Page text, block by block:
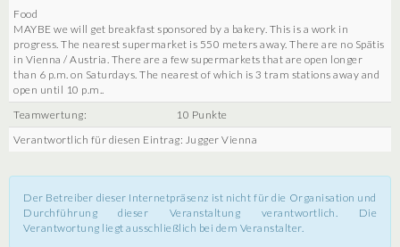
Food
MAYBE we will get breakfast sponsored by a bakery. This is a work in
progress. The nearest supermarket is 550 meters away. There are no Spätis
in Vienna / Austria. There are a few supermarkets that are open longer
than 6 p.m. on Saturdays. The nearest of which is 3 tram stations away and
open until 10 p.m..
Teamwertung:
10 Punkte
Verantwortlich für diesen Eintrag: Jugger Vienna
Der Betreiber dieser Internetpräsenz ist nicht für die Organisation und
Durchführung dieser Veranstaltung verantwortlich. Die
Verantwortung liegt ausschließlich bei dem Veranstalter.